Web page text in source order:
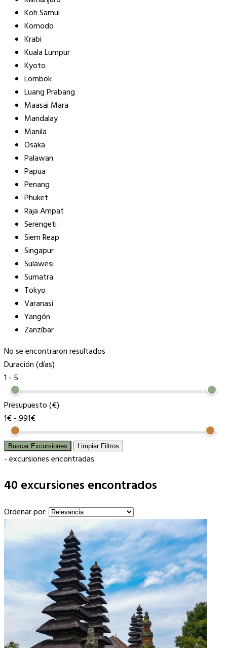
Koh Samui
Komodo
Krabi
Kuala Lumpur
Kyoto
Lombok
Luang Prabang
Maasai Mara
Mandalay
Manila
Osaka
Palawan
Papua
Penang
Phuket
Raja Ampat
Serengeti
Siem Reap
Singapur
Sulawesi
Sumatra
Tokyo
Varanasi
Yangón
Zanzíbar
No se encontraron resultados
Duración (días)
1 - 5
Presupuesto (€)
1€-991€
Buscar Excursiones Limpiar Filtros
-excursiones encontradas
40 excursiones encontrados
Ordenar por: